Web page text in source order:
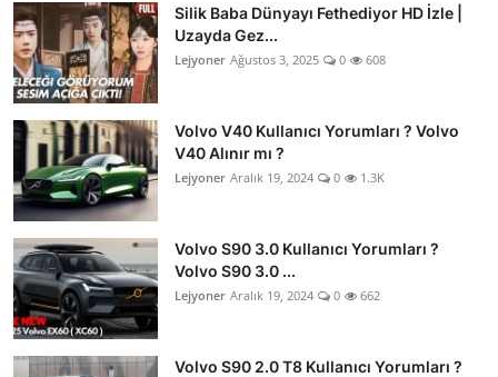
Silik Baba Dünyayı Fethediyor HD İzle |
Uzayda Gez...
Lejyoner Ağustos 3, 2025 0 608
Volvo V40 Kullanıcı Yorumları ? Volvo
V40 Alınır mı ?
Lejyoner Aralık 19, 2024 0 1.3K
Volvo S90 3.0 Kullanıcı Yorumları ?
Volvo S90 3.0 ...
Lejyoner Aralık 19, 2024 0 662
Volvo S90 2.0 T8 Kullanıcı Yorumları ?